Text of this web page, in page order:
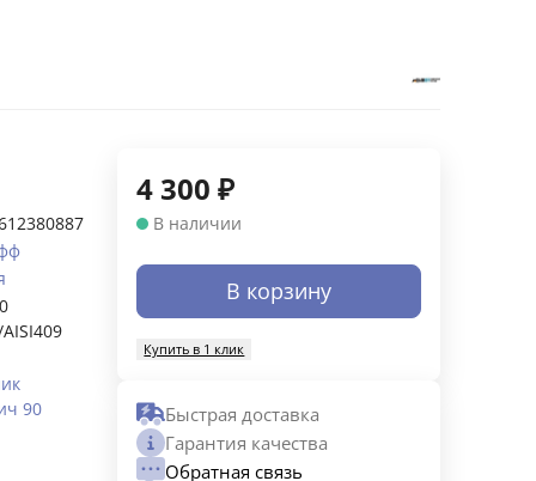
90
4 300 ₽
В наличии
В корзину
Купить в 1 клик
Быстрая доставка
Гарантия качества
Обратная связь